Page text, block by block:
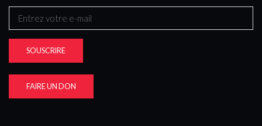
SOUSCRIRE
FAIRE UN DON